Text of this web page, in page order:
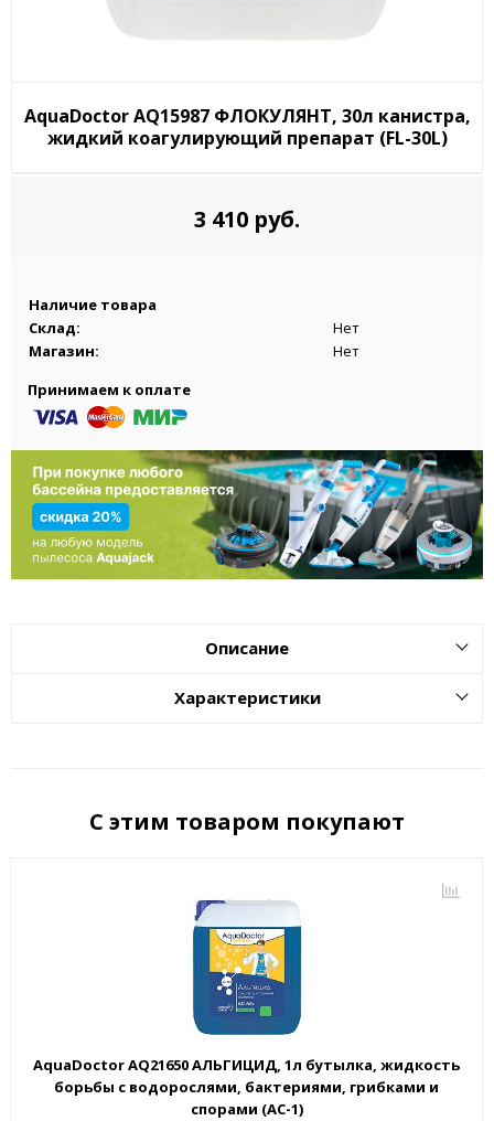
AquaDoctor AQ15987 ФЛОКУЛЯНТ, 30л канистра,
жидкий коагулирующий препарат (FL-30L)
3 410 руб.
Наличие товара
Склад:
Нет
Магазин:
Нет
Принимаем к оплате
Описание
Характеристики
С этим товаром покупают
AquaDoctor AQ21650 АЛЬГИЦИД, 1л бутылка, жидкость
борьбы с водорослями, бактериями, грибками и
спорами (AC-1)